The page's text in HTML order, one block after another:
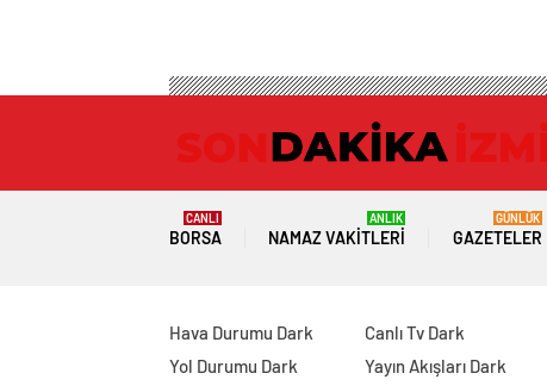
BORSA
CANLI
NAMAZ VAKITLERI
ANLIK
GAZETELER
GÜNLÜK
Hava Durumu Dark
Yol Durumu Dark
Canlı Tv Dark
Yayın Akışları Dark